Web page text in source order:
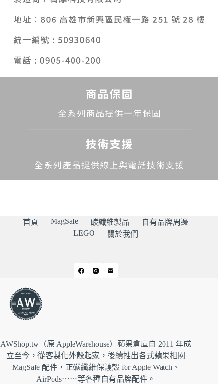
首頁 MagSafe 碳纖維製品
自有品牌周邊
LEGO
關於我們
AWShop.tw（原 AppleWarehouse）蘋果倉庫自 2011 年成
立至今，從客製化外殼起家，後續推出各式蘋果相關
MagSafe 配件，正碳纖維保護殼 for Apple Watch、
AirPods⋯⋯等各種自有品牌配件。